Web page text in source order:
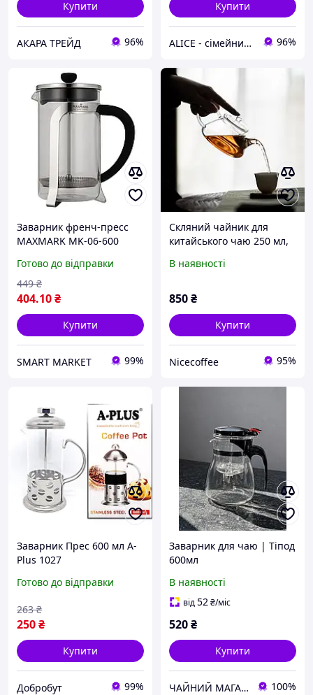
Купити
АКАРА ТРЕЙД 96%
Купити
ALICE - сімейний Інтернет-магазин, товари для всієї родини 96%
Заварник френч-пресс
MAXMARK MK-06-600
Готово до відправки
404.10₴
449 ₴
Купити
SMART MARKET 99%
Скляний чайник для
китайського чаю 250 мл,
прозорий,
В наявності
850₴
Купити
Nicecoffee 95%
Заварник Прес 600 мл A-
Plus 1027
Готово до відправки
250₴
263 ₴
Купити
Добробут 99%
Заварник для чаю | Тіпод
600мл
В наявності
від52₴/міс
520₴
Купити
ЧАЙНИЙ МАГАЗИН PROLYV 100%